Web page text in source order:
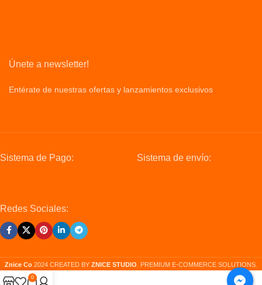
Únete a newsletter!
Entérate de nuestras ofertas y lanzamientos exclusivos
Sistema de Pago: Sistema de envío:
Redes Sociales:
Znice Co 2024 CREATED BY ZNICE STUDIO . PREMIUM E-COMMERCE SOLUTIONS.
0